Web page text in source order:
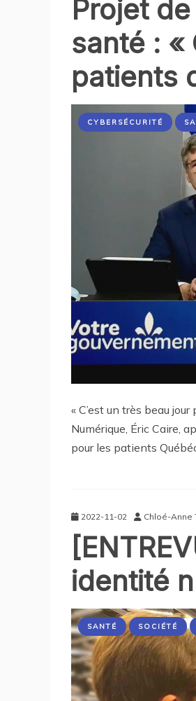
Projet
santé : «
patients
CYBERSÉCURITÉ
« C’est un très beau
Numérique, Éric Caire,
pour les patients
2022-11-02 Chloé-Anne
identité
SANTÉ SOCIÉTÉ